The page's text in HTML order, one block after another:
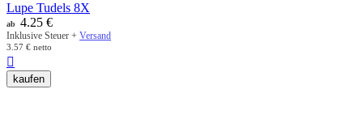
Lupe Tudels 8X
ab 4.25 €
Inklusive Steuer + Versand
3.57 € netto

kaufen